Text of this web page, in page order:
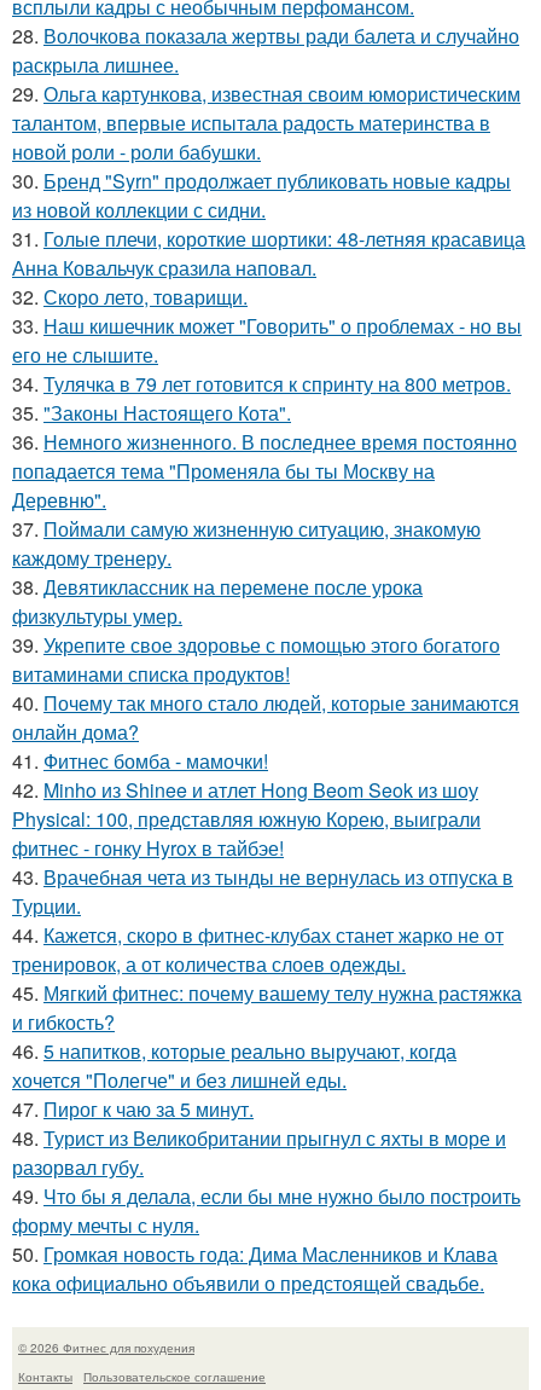
всплыли кадры с необычным перфомансом.
28. Волочкова показала жертвы ради балета и случайно
раскрыла лишнее.
29. Ольга картункова, известная своим юмористическим
талантом, впервые испытала радость материнства в
новой роли - роли бабушки.
30. Бренд "Syrn" продолжает публиковать новые кадры
из новой коллекции с сидни.
31. Голые плечи, короткие шортики: 48-летняя красавица
Анна Ковальчук сразила наповал.
32. Скоро лето, товарищи.
33. Наш кишечник может "Говорить" о проблемах - но вы
его не слышите.
34. Тулячка в 79 лет готовится к спринту на 800 метров.
35. "Законы Настоящего Кота".
36. Немного жизненного. В последнее время постоянно
попадается тема "Променяла бы ты Москву на
Деревню".
37. Поймали самую жизненную ситуацию, знакомую
каждому тренеру.
38. Девятиклассник на перемене после урока
физкультуры умер.
39. Укрепите свое здоровье с помощью этого богатого
витаминами списка продуктов!
40. Почему так много стало людей, которые занимаются
онлайн дома?
41. Фитнес бомба - мамочки!
42. Minho из Shinee и атлет Hong Beom Seok из шоу
Physical: 100, представляя южную Корею, выиграли
фитнес - гонку Hyrox в тайбэе!
43. Врачебная чета из тынды не вернулась из отпуска в
Турции.
44. Кажется, скоро в фитнес-клубах станет жарко не от
тренировок, а от количества слоев одежды.
45. Мягкий фитнес: почему вашему телу нужна растяжка
и гибкость?
46. 5 напитков, которые реально выручают, когда
хочется "Полегче" и без лишней еды.
47. Пирог к чаю за 5 минут.
48. Турист из Великобритании прыгнул с яхты в море и
разорвал губу.
49. Что бы я делала, если бы мне нужно было построить
форму мечты с нуля.
50. Громкая новость года: Дима Масленников и Клава
кока официально объявили о предстоящей свадьбе.
© 2026 Фитнес для похудения
Контакты
Пользовательское соглашение